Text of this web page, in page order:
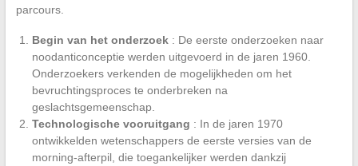
parcours.
Begin van het onderzoek : De eerste onderzoeken naar
noodanticonceptie werden uitgevoerd in de jaren 1960.
Onderzoekers verkenden de mogelijkheden om het
bevruchtingsproces te onderbreken na
geslachtsgemeenschap.
Technologische vooruitgang : In de jaren 1970
ontwikkelden wetenschappers de eerste versies van de
morning-afterpil, die toegankelijker werden dankzij